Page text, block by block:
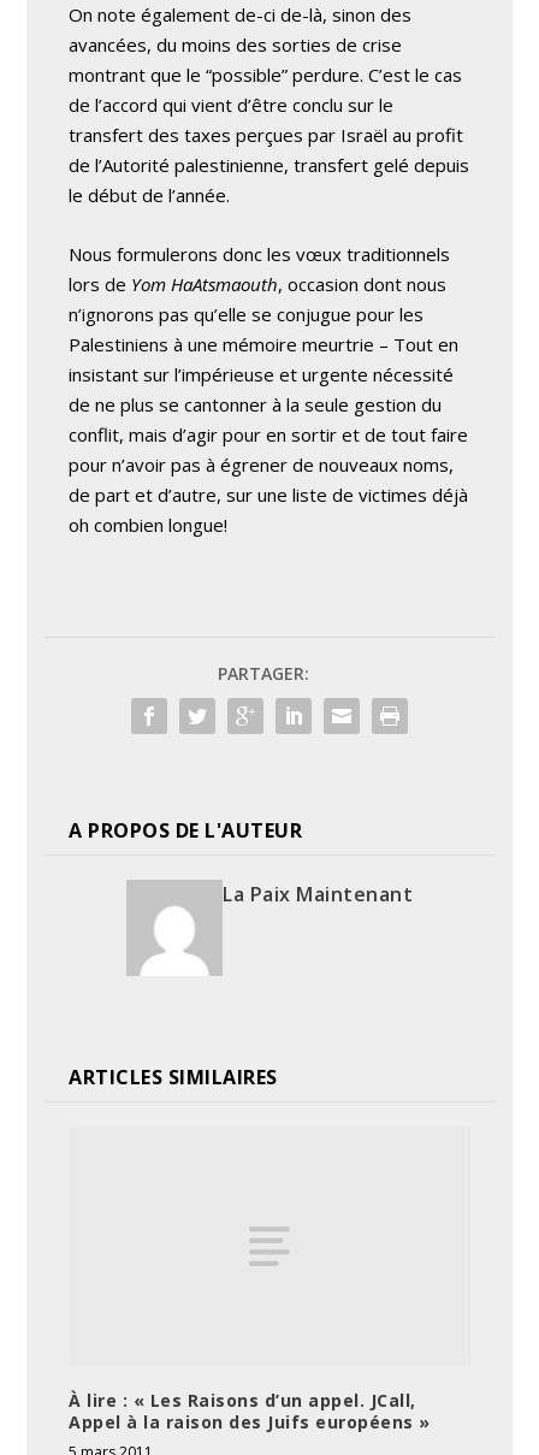
On note également de-ci de-là, sinon des
avancées, du moins des sorties de crise
montrant que le “possible” perdure. C’est le cas
de l’accord qui vient d’être conclu sur le
transfert des taxes perçues par Israël au profit
de l’Autorité palestinienne, transfert gelé depuis
le début de l’année.
Nous formulerons donc les vœux traditionnels
lors de Yom HaAtsmaouth, occasion dont nous
n’ignorons pas qu’elle se conjugue pour les
Palestiniens à une mémoire meurtrie – Tout en
insistant sur l’impérieuse et urgente nécessité
de ne plus se cantonner à la seule gestion du
conflit, mais d’agir pour en sortir et de tout faire
pour n’avoir pas à égrener de nouveaux noms,
de part et d’autre, sur une liste de victimes déjà
oh combien longue!
PARTAGER:
A PROPOS DE L'AUTEUR
La Paix Maintenant
ARTICLES SIMILAIRES
À lire : « Les Raisons d’un appel. JCall,
Appel à la raison des Juifs européens »